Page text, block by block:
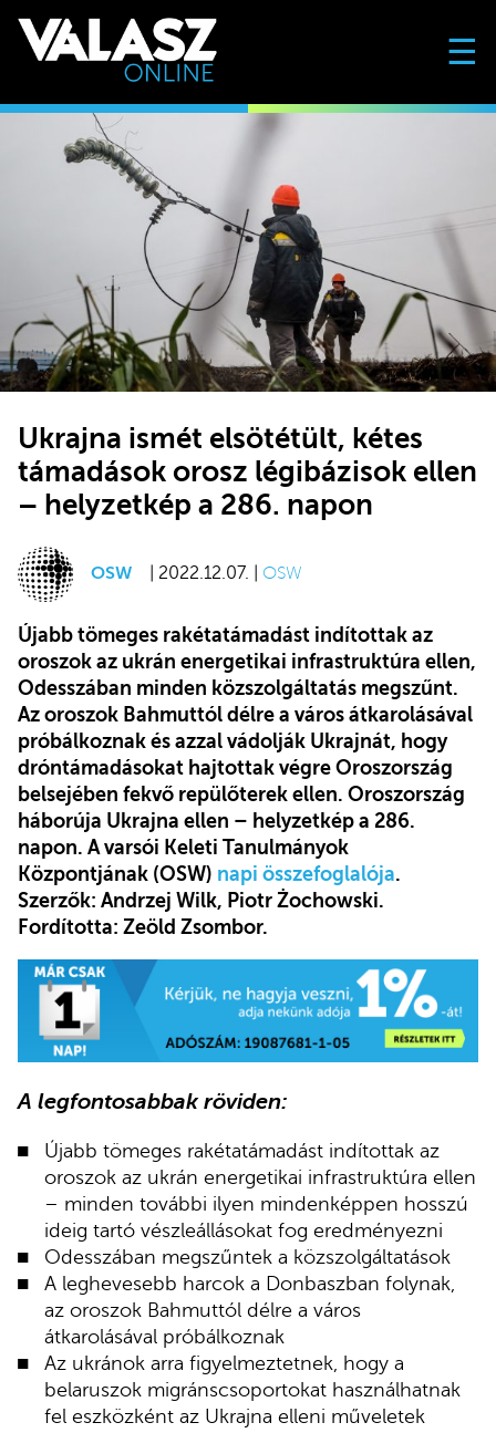
☰
Ukrajna ismét elsötétült, kétes
támadások orosz légibázisok ellen
– helyzetkép a 286. napon
OSW | 2022.12.07. | OSW
Újabb tömeges rakétatámadást indítottak az
oroszok az ukrán energetikai infrastruktúra ellen,
Odesszában minden közszolgáltatás megszűnt.
Az oroszok Bahmuttól délre a város átkarolásával
próbálkoznak és azzal vádolják Ukrajnát, hogy
dróntámadásokat hajtottak végre Oroszország
belsejében fekvő repülőterek ellen. Oroszország
háborúja Ukrajna ellen – helyzetkép a 286.
napon. A varsói Keleti Tanulmányok
Központjának (OSW) napi összefoglalója.
Szerzők: Andrzej Wilk, Piotr Żochowski.
Fordította: Zeöld Zsombor.
A legfontosabbak röviden:
Újabb tömeges rakétatámadást indítottak az
oroszok az ukrán energetikai infrastruktúra ellen
– minden további ilyen mindenképpen hosszú
ideig tartó vészleállásokat fog eredményezni
Odesszában megszűntek a közszolgáltatások
A leghevesebb harcok a Donbaszban folynak,
az oroszok Bahmuttól délre a város
átkarolásával próbálkoznak
Az ukránok arra figyelmeztetnek, hogy a
belaruszok migránscsoportokat használhatnak
fel eszközként az Ukrajna elleni műveletek